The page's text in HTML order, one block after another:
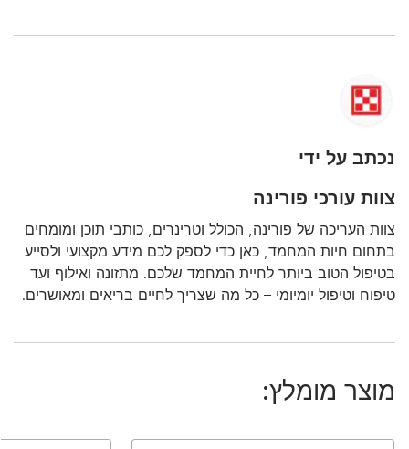
נכתב על ידי
צוות עורכי פורינה
צוות העריכה של פורינה, הכולל וטרינרים, כותבי תוכן ומומחים
בתחום חיות המחמד, כאן כדי לספק לכם מידע מקצועי ולסייע
בטיפול הטוב ביותר לחיית המחמד שלכם. מתזונה ואילוף ועד
טיפוח וטיפול יומיומי – כל מה שצריך לחיים בריאים ומאושרים.
מוצר מומלץ: